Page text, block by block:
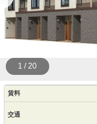
1 / 20
賃料
交通